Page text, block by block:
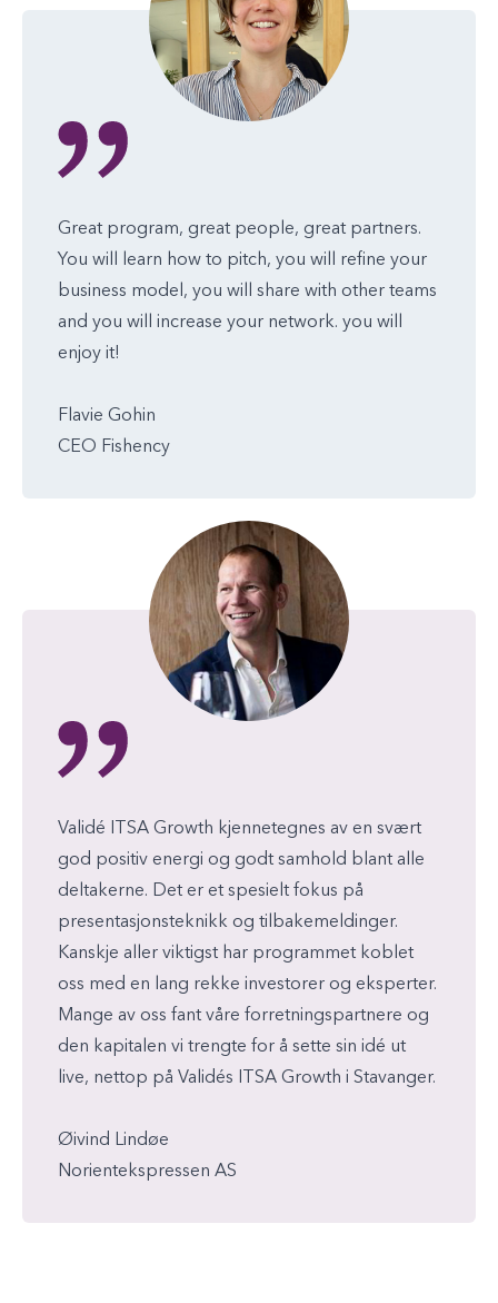
Great program, great people, great partners.
You will learn how to pitch, you will refine your
business model, you will share with other teams
and you will increase your network. you will
enjoy it!
Flavie Gohin
CEO Fishency
Validé ITSA Growth kjennetegnes av en svært
god positiv energi og godt samhold blant alle
deltakerne. Det er et spesielt fokus på
presentasjonsteknikk og tilbakemeldinger.
Kanskje aller viktigst har programmet koblet
oss med en lang rekke investorer og eksperter.
Mange av oss fant våre forretningspartnere og
den kapitalen vi trengte for å sette sin idé ut
live, nettop på Validés ITSA Growth i Stavanger.
Øivind Lindøe
Norientekspressen AS